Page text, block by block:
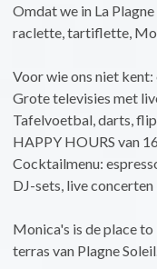
Omdat we in La
raclette, tartiflette,
Voor wie ons niet kent:
Grote televisies met
Tafelvoetbal, darts,
HAPPY HOURS van
Cocktailmenu:
DJ-sets, live concerten
Monica's is de place
terras van Plagne Soleil.